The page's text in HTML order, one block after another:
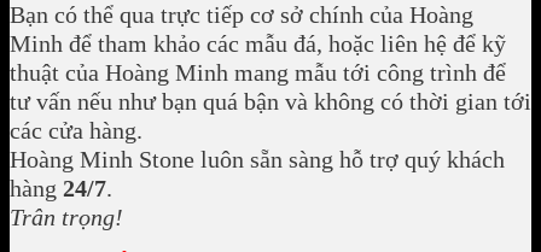
Bạn có thể qua trực tiếp cơ sở chính của Hoàng
Minh để tham khảo các mẫu đá, hoặc liên hệ để kỹ
thuật của Hoàng Minh mang mẫu tới công trình để
tư vấn nếu như bạn quá bận và không có thời gian tới
các cửa hàng.
Hoàng Minh Stone luôn sẵn sàng hỗ trợ quý khách
hàng 24/7.
Trân trọng!